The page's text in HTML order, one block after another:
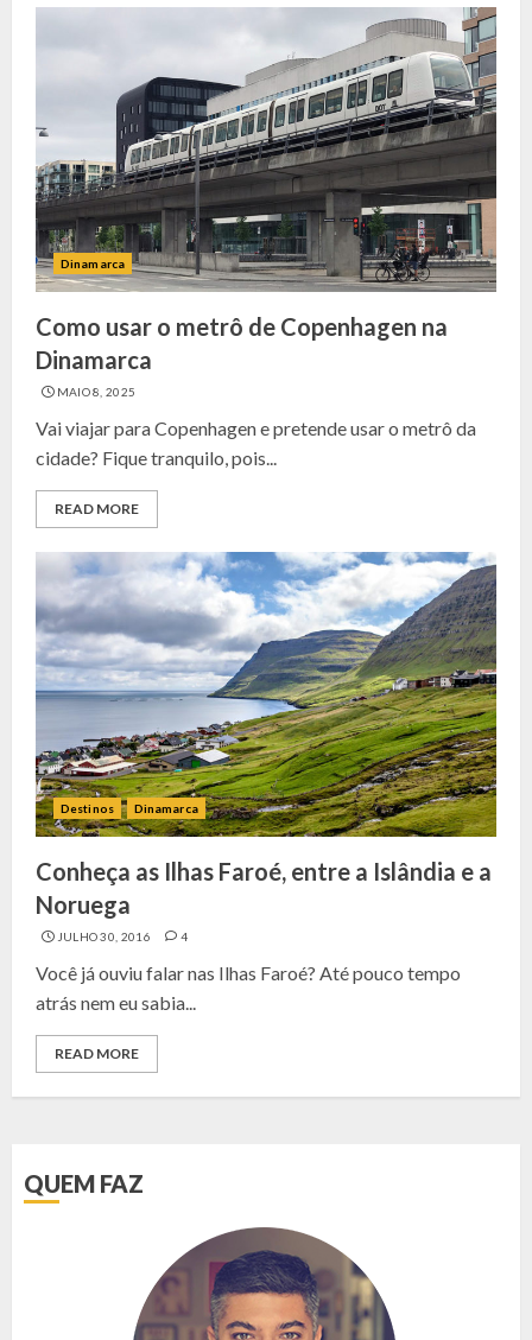
Dinamarca
Como usar o metrô de Copenhagen na
Dinamarca
MAIO 8, 2025
Vai viajar para Copenhagen e pretende usar o metrô da
cidade? Fique tranquilo, pois...
READ MORE
Destinos Dinamarca
Conheça as Ilhas Faroé, entre a Islândia e a
Noruega
JULHO 30, 2016 4
Você já ouviu falar nas Ilhas Faroé? Até pouco tempo
atrás nem eu sabia...
READ MORE
QUEM FAZ